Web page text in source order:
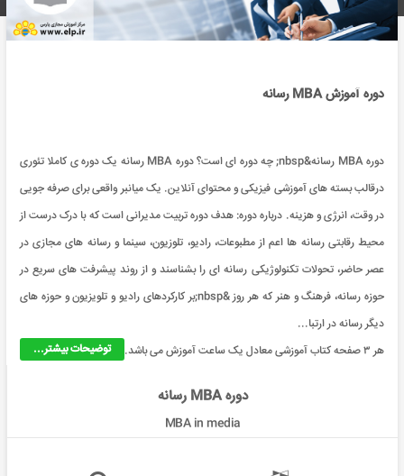
دوره آموزش MBA رسانه
دوره MBA رسانه&nbsp; چه دوره ای است؟ دوره MBA رسانه یک دوره ی کاملا تئوری
درقالب بسته های آموزشی فیزیکی و محتوای آنلاین. یک میانبر واقعی برای صرفه جویی
در وقت، انرژی و هزینه. درباره دوره: هدف دوره تربیت مدیرانی است که با درک درست از
محیط رقابتی رسانه ها اعم از مطبوعات، رادیو، تلوزیون، سینما و رسانه های مجازی در
عصر حاضر، تحولات تکنولوژیکی رسانه ای را بشناسند و از روند پیشرفت های سریع در
حوزه رسانه، فرهنگ و هنر که هر روز &nbsp;بر کارکردهای رادیو و تلویزیون و حوزه های
دیگر رسانه در ارتبا...
توضیحات بیشتر...
هر ۳ صفحه کتاب آموزشی معادل یک ساعت آموزش می باشد.
دوره MBA رسانه
MBA in media